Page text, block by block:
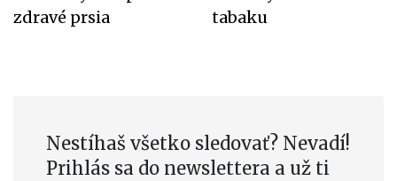
zdravé prsia
tabaku
Nestíhaš všetko sledovať? Nevadí!
Prihlás sa do newslettera a už ti